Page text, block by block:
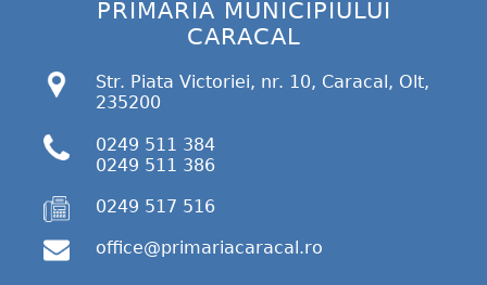
PRIMARIA MUNICIPIULUI
CARACAL
Str. Piata Victoriei, nr. 10, Caracal, Olt,
235200
0249 511 384
0249 511 386
0249 517 516
office@primariacaracal.ro